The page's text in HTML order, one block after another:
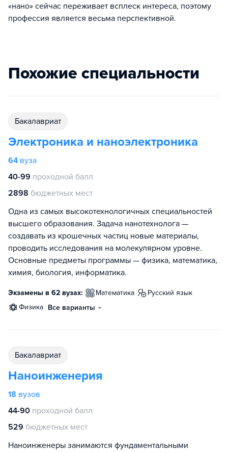
«нано» сейчас переживает всплеск интереса, поэтому
профессия является весьма перспективной.
Похожие специальности
бакалавриат
Электроника и наноэлектроника
64 вуза
40-99 проходной балл
2898 бюджетных мест
Одна из самых высокотехнологичных специальностей
высшего образования. Задача нанотехнолога —
создавать из крошечных частиц новые материалы,
проводить исследования на молекулярном уровне.
Основные предметы программы — физика, математика,
химия, биология, информатика.
Экзамены в 62 вузах: математика
русский язык
физика Все варианты
бакалавриат
Наноинженерия
18 вузов
44-90 проходной балл
529 бюджетных мест
Наноинженеры занимаются фундаментальными